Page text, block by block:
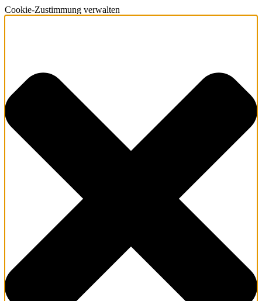
Cookie-Zustimmung verwalten